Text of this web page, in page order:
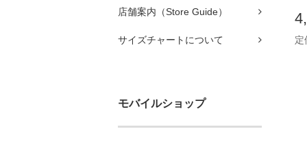
店舗案内（Store Guide）
サイズチャートについて
モバイルショップ
定